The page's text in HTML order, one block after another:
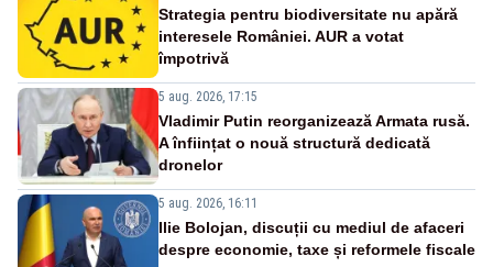
Strategia pentru biodiversitate nu apără
interesele României. AUR a votat
împotrivă
5 aug. 2026, 17:15
Vladimir Putin reorganizează Armata rusă.
A înființat o nouă structură dedicată
dronelor
5 aug. 2026, 16:11
Ilie Bolojan, discuții cu mediul de afaceri
despre economie, taxe și reformele fiscale